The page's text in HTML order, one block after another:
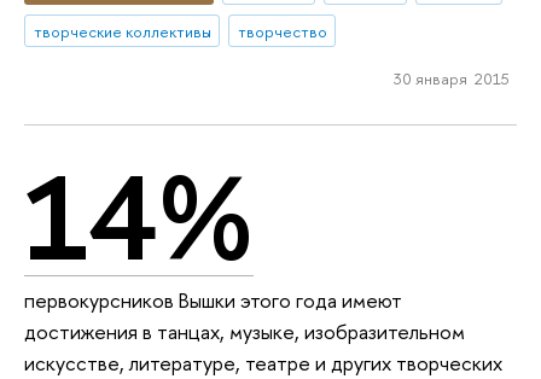
творческие коллективы
творчество
30 января 2015
14%
первокурсников Вышки этого года имеют
достижения в танцах, музыке, изобразительном
искусстве, литературе, театре и других творческих